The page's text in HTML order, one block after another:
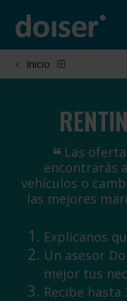
Inicio
Las
encontrarás
vehículos o
las mejores
Explicanos
Un asesor
mejor tus
Recibe